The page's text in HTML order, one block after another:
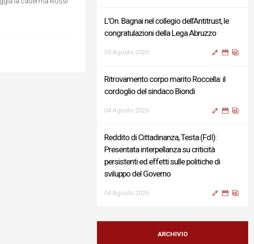
L’On. Bagnai nel collegio dell’Antitrust, le
congratulazioni della Lega Abruzzo
05 Agosto 2026
Ritrovamento corpo marito Roccella: il
cordoglio del sindaco Biondi
04 Agosto 2026
Reddito di Cittadinanza, Testa (FdI):
Presentata interpellanza su criticità
persistenti ed effetti sulle politiche di
sviluppo del Governo
04 Agosto 2026
Sigismondi, Liris e Testa: “Profondo
cordoglio e vicinanza al Ministro Roccella e
ARCHIVIO